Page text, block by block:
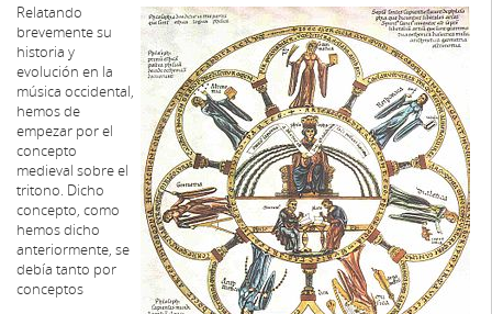
Relatando
brevemente su
historia y
evolución en la
música occidental,
hemos de
empezar por el
concepto
medieval sobre el
tritono. Dicho
concepto, como
hemos dicho
anteriormente, se
debía tanto por
conceptos